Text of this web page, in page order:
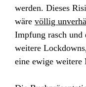
werden. Dieses
wäre völlig
Impfung rasch
weitere
eine ewige weitere